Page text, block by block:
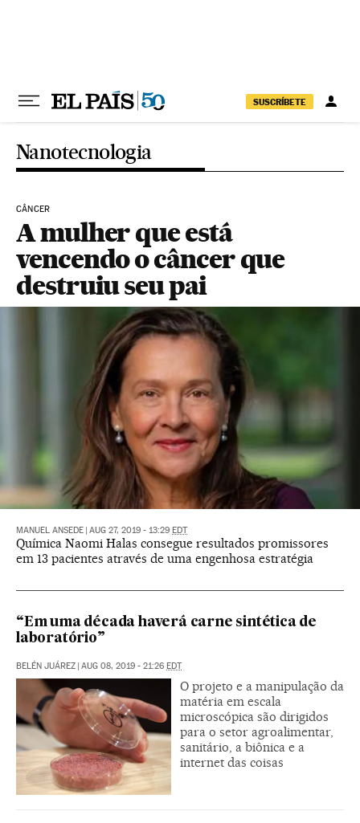
SUSCRÍBETE
Nanotecnologia
CÂNCER
A mulher que está
vencendo o câncer que
destruiu seu pai
MANUEL ANSEDE AUG 27, 2019 - 13:29 EDT
Química Naomi Halas consegue resultados promissores
em 13 pacientes através de uma engenhosa estratégia
“Em uma década haverá carne sintética de
laboratório”
BELÉN JUÁREZ AUG 08, 2019 - 21:26 EDT
O projeto e a manipulação da
matéria em escala
microscópica são dirigidos
para o setor agroalimentar,
sanitário, a biônica e a
internet das coisas